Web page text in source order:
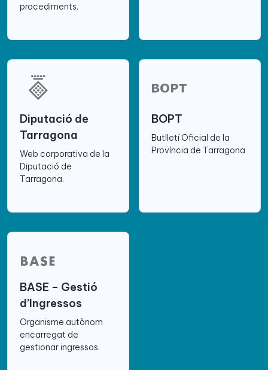
procediments.
Diputació de
Tarragona
Web corporativa de la
Diputació de
Tarragona.
BOPT
Butlletí Oficial de la
Província de Tarragona
BASE – Gestió
d’Ingressos
Organisme autònom
encarregat de
gestionar ingressos.